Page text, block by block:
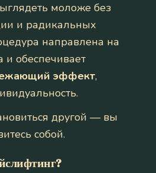
моложе без
и радикальных
направлена на
обеспечивает
эффект,
другой — вы
собой.